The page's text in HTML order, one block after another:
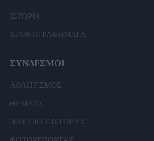
ΙΣΤΟΡΙΑ
ΧΡΟΝΟΓΡΑΦΗΜΑΤΑ
ΣΥΝΔΕΣΜΟΙ
ΑΘΛΗΤΙΣΜΟΣ
ΘΕΜΑΤΑ
ΝΑΥΤΙΚΕΣ ΙΣΤΟΡΙΕΣ